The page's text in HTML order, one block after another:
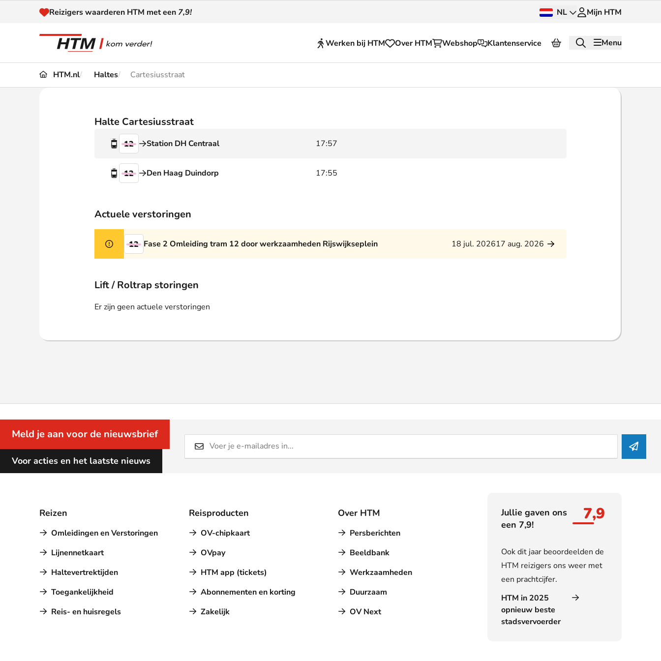
Naar inhoud
Reizigers waarderen HTM met een 7,9! NL Mijn HTM
Werken bij HTM Over HTM Webshop Klantenservice Menu
Omleidingen en
Klantenservice
Haagse Hopper
HTM.nl Haltes Cartesiusstraat
Halte Cartesiusstraat
12 17:57
Station DH Centraal
12 17:55
Den Haag Duindorp
Actuele verstoringen
12 Fase 2 Omleiding tram 12 door werkzaamheden Rijswijkseplein 18 jul. 202617 aug. 2026
Lift / Roltrap storingen
Er zijn geen actuele verstoringen
Meld je aan voor de nieuwsbrief
Voor acties en het laatste nieuws
Reizen
Omleidingen en Verstoringen
Lijnennetkaart
Haltevertrektijden
Toegankelijkheid
Reis- en huisregels
Reisproducten
OV-chipkaart
OVpay
HTM app (tickets)
Abonnementen en korting
Zakelijk
Over HTM
Persberichten
Beeldbank
Werkzaamheden
Duurzaam
OV Next
Jullie gaven ons
een 7,9!
7,9
Ook dit jaar beoordeelden de
HTM reizigers ons weer met
een prachtcijfer.
HTM in 2025
opnieuw beste
stadsvervoerder